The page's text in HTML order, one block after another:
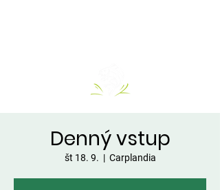
Denný vstup
št 18. 9.
  |
Carplandia